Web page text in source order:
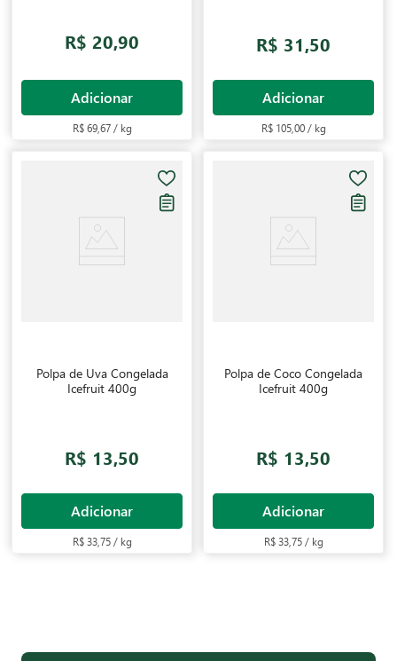
R$ 20,90
Adicionar
R$ 69,67 / kg
R$ 31,50
Adicionar
R$ 105,00 / kg
Polpa de Uva Congelada
Icefruit 400g
R$ 13,50
Adicionar
R$ 33,75 / kg
Polpa de Coco Congelada
Icefruit 400g
R$ 13,50
Adicionar
R$ 33,75 / kg